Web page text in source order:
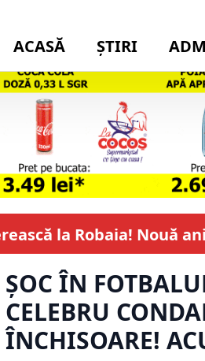
la Robaia! Nouă
ȘOC ÎN
CELEBRU
ÎNCHISOARE!